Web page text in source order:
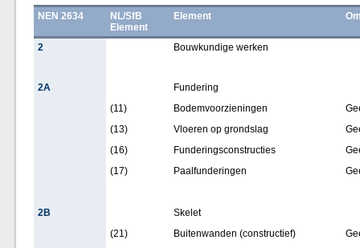
NEN 2634
NL/SfB
Element
Element
2 Bouwkundige werken
2A
Fundering
(11)
Bodemvoorzieningen
(13)
Vloeren op grondslag
(16)
Funderingsconstructies
(17)
Paalfunderingen
2B
Skelet
(21)
Buitenwanden (constructief)